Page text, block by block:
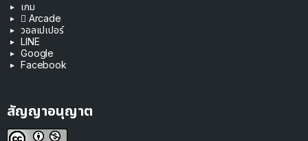
เกม
 Arcade
วอลเปเปอร์
LINE
Google
Facebook
สัญญาอนุญาต